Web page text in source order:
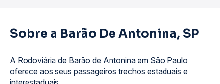
Sobre a Barão De Antonina, SP
A Rodoviária de Barão de Antonina em São Paulo
oferece aos seus passageiros trechos estaduais e
interestaduais.